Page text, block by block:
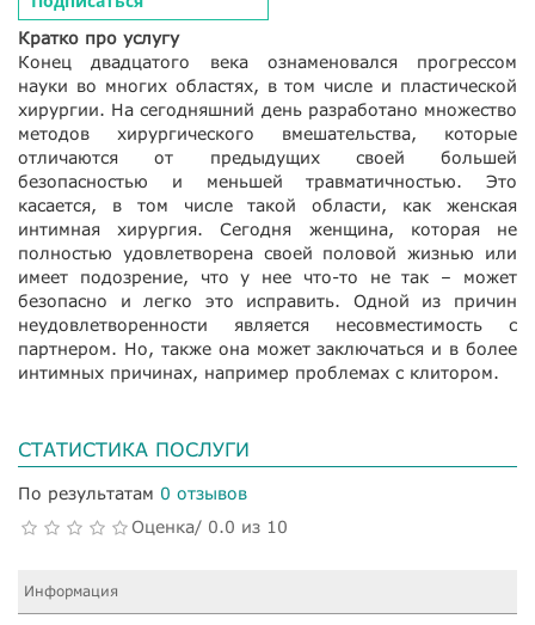
Кратко про услугу
Конец двадцатого века ознаменовался прогрессом
науки во многих областях, в том числе и пластической
хирургии. На сегодняшний день разработано множество
методов хирургического вмешательства, которые
отличаются от предыдущих своей большей
безопасностью и меньшей травматичностью. Это
касается, в том числе такой области, как женская
интимная хирургия. Сегодня женщина, которая не
полностью удовлетворена своей половой жизнью или
имеет подозрение, что у нее что-то не так – может
безопасно и легко это исправить. Одной из причин
неудовлетворенности является несовместимость с
партнером. Но, также она может заключаться и в более
интимных причинах, например проблемах с клитором.
СТАТИСТИКА ПОСЛУГИ
По результатам 0 отзывов
Оценка/ 0.0 из 10
Информация